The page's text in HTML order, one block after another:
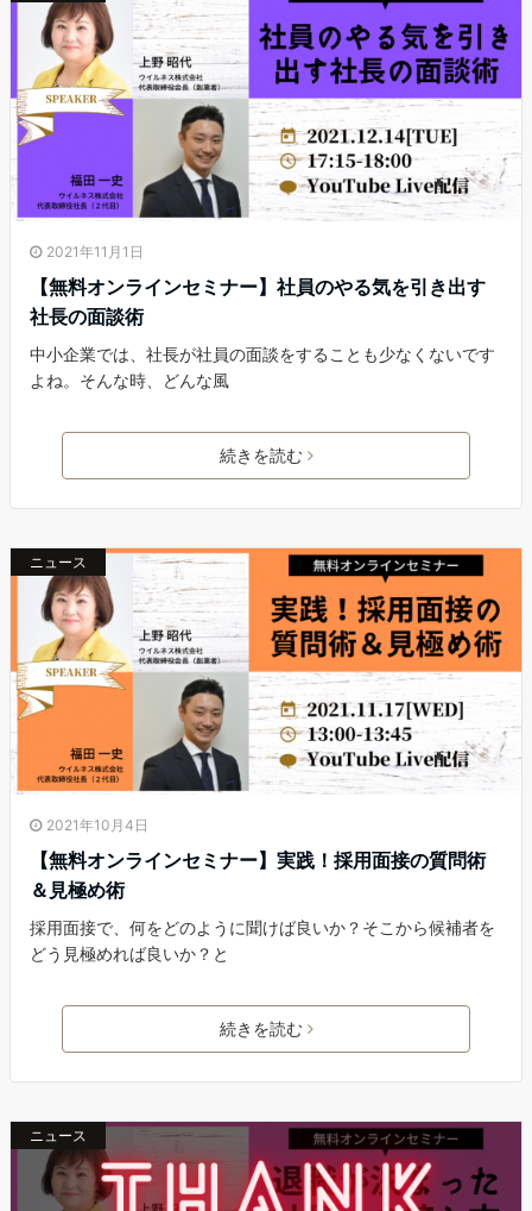
2021年11月1日
【無料オンラインセミナー】社員のやる気を引き出す
社長の面談術
中小企業では、社長が社員の面談をすることも少なくないです
よね。そんな時、どんな風
続きを読む
ニュース
2021年10月4日
【無料オンラインセミナー】実践！採用面接の質問術
＆見極め術
採用面接で、何をどのように聞けば良いか？そこから候補者を
どう見極めれば良いか？と
続きを読む
ニュース